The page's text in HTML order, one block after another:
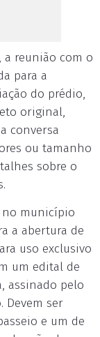
a reunião com o
para a
do prédio,
original,
conversa
ou tamanho
sobre o
no município
a abertura de
uso exclusivo
um edital de
assinado pelo
Devem ser
e um de